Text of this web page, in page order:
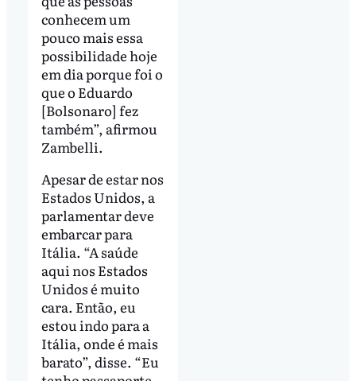
conhecem um
pouco mais essa
possibilidade hoje
em dia porque foi o
que o Eduardo
[Bolsonaro] fez
também”, afirmou
Zambelli.
Apesar de estar nos
Estados Unidos, a
parlamentar deve
embarcar para
Itália. “A saúde
aqui nos Estados
Unidos é muito
cara. Então, eu
estou indo para a
Itália, onde é mais
barato”, disse. “Eu